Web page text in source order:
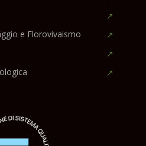
e Florovivaismo